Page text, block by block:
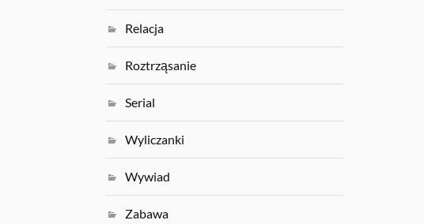
Relacja
Roztrząsanie
Serial
Wyliczanki
Wywiad
Zabawa